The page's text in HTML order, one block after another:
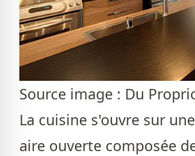
Source image : Du
La cuisine s'ouvre sur
aire ouverte composée